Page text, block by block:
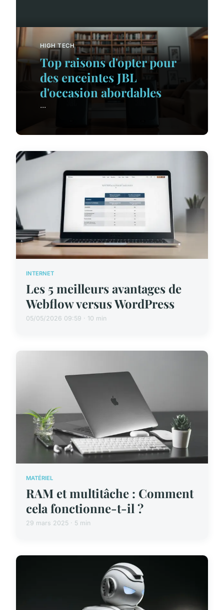
HIGH TECH
Top raisons d'opter pour
des enceintes JBL
d'occasion abordables
...
INTERNET
Les 5 meilleurs avantages de
Webflow versus WordPress
05/05/2026 09:59 · 10 min
MATÉRIEL
RAM et multitâche : Comment
cela fonctionne-t-il ?
29 mars 2025 · 5 min